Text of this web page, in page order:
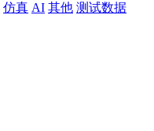
仿真 AI 其他 测试数据